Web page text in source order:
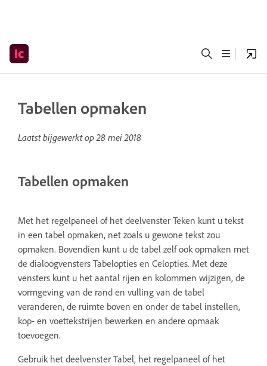
Tabellen opmaken
Laatst bijgewerkt op28 mei 2018
Tabellen opmaken
Met het regelpaneel of het deelvenster Teken kunt u tekst
in een tabel opmaken, net zoals u gewone tekst zou
opmaken. Bovendien kunt u de tabel zelf ook opmaken met
de dialoogvensters Tabelopties en Celopties. Met deze
vensters kunt u het aantal rijen en kolommen wijzigen, de
vormgeving van de rand en vulling van de tabel
veranderen, de ruimte boven en onder de tabel instellen,
kop- en voettekstrijen bewerken en andere opmaak
toevoegen.
Gebruik het deelvenster Tabel, het regelpaneel of het